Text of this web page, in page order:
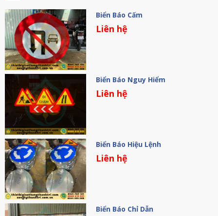
Biển Báo Cấm
Liên hệ
Biển Báo Nguy Hiểm
Liên hệ
Biển Báo Hiệu Lệnh
Liên hệ
Biển Báo Chỉ Dẫn